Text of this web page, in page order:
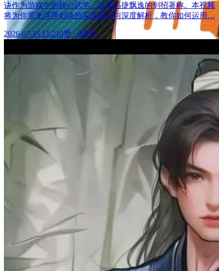
诀作为游戏中的核心武学，以其迅捷飘逸的剑招著称。本视频
将为你带来浮萍剑诀的实战展示与深度解析，教你如何运用…
2026-07-16 11:210赞·0评论